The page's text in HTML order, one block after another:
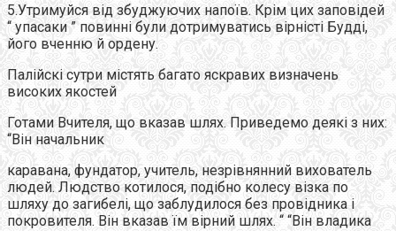
5.Утримуйся від збуджуючих напоїв. Крім цих заповідей
“ упасаки ” повинні були дотримуватись вірністі Будді,
його вченню й ордену.
Палійскі сутри містять багато яскравих визначень
високих якостей
Готами Вчителя, що вказав шлях. Приведемо деякі з них:
“Він начальник
каравана, фундатор, учитель, незрівнянний вихователь
людей. Людство котилося, подібно колесу візка по
шляху до загибелі, що заблудилося без провідника і
покровителя. Він вказав їм вірний шлях. “ “Він владика